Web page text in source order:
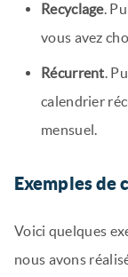
Recyclage.
vous avez
Récurrent.
calendrier
mensuel.
Exemples de
Voici quelques
nous avons